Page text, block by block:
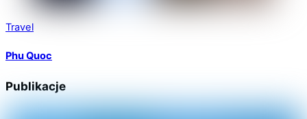
Travel
Phu Quoc
Publikacje